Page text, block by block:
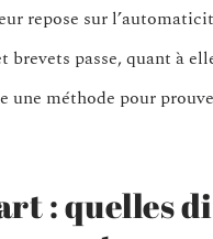
repose sur
passe, quant à
une méthode pour
: quelles